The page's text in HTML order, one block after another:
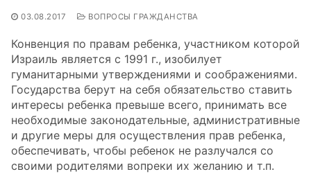
03.08.2017 ВОПРОСЫ ГРАЖДАНСТВА
Конвенция по правам ребенка, участником которой
Израиль является с 1991 г., изобилует
гуманитарными утверждениями и соображениями.
Государства берут на себя обязательство ставить
интересы ребенка превыше всего, принимать все
необходимые законодательные, административные
и другие меры для осуществления прав ребенка,
обеспечивать, чтобы ребенок не разлучался со
своими родителями вопреки их желанию и т.п.